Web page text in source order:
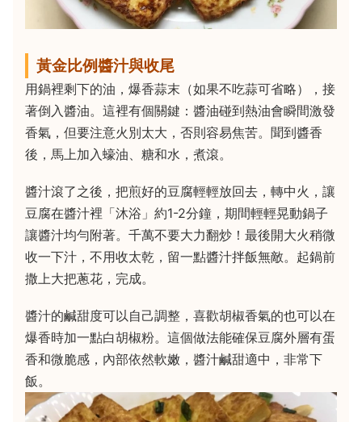
黃金比例醬汁與收尾
用鍋裡剩下的油，爆香蒜末（如果不吃蒜可省略），接
著倒入醬油。這裡有個關鍵：醬油碰到熱油會瞬間激發
香氣，但要注意火別太大，否則容易焦苦。聞到醬香
後，馬上加入蠔油、糖和水，煮滾。
醬汁滾了之後，把煎好的豆腐輕輕放回去，轉中火，讓
豆腐在醬汁裡「沐浴」約1-2分鐘，期間輕輕晃動鍋子
讓醬汁均勻附著。千萬不要大力翻炒！最後開大火稍微
收一下汁，不用收太乾，留一點醬汁拌飯無敵。起鍋前
撒上大把蔥花，完成。
醬汁的鹹甜度可以自己調整，喜歡胡椒香氣的也可以在
爆香時加一點白胡椒粉。這個做法能確保豆腐外層有蛋
香和微脆感，內部依然軟嫩，醬汁鹹甜適中，非常下
飯。